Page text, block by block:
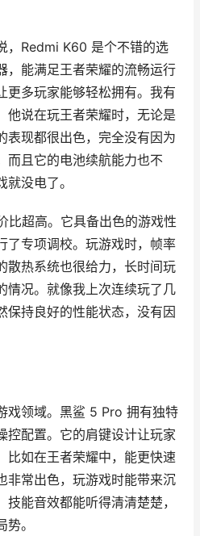
，Redmi K60 是个不错的选
，能满足王者荣耀的流畅运行
更多玩家能够轻松拥有。我有
他说在玩王者荣耀时，无论是
表现都很出色，完全没有因为
而且它的电池续航能力也不
没电了。
比超高。它具备出色的游戏性
了专项调校。玩游戏时，帧率
散热系统也很给力，长时间玩
情况。就像我上次连续玩了几
保持良好的性能状态，没有因
戏领域。黑鲨 5 Pro 拥有独特
控配置。它的肩键设计让玩家
比如在王者荣耀中，能更快速
非常出色，玩游戏时能带来沉
能音效都能听得清清楚楚，
。